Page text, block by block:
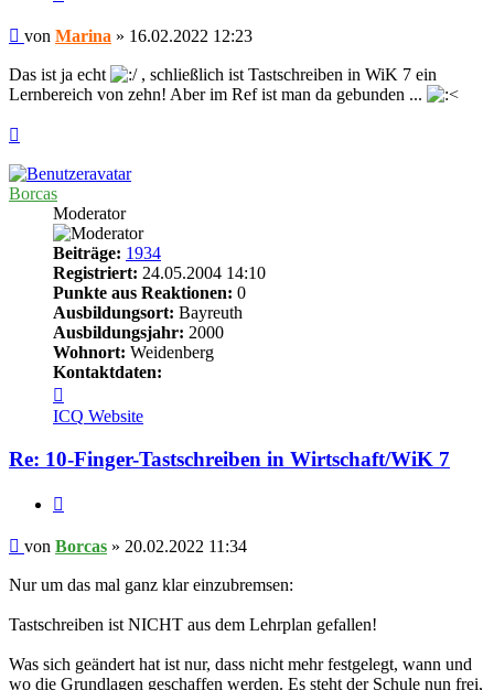
Beitrag
von Marina » 16.02.2022 12:23
Das ist ja echt
, schließlich ist Tastschreiben in WiK 7 ein
Lernbereich von zehn! Aber im Ref ist man da gebunden ...
Borcas
Moderator
Beiträge: 1934
Registriert: 24.05.2004 14:10
Punkte aus Reaktionen: 0
Ausbildungsort: Bayreuth
Ausbildungsjahr: 2000
Wohnort: Weidenberg
Kontaktdaten:
von
Borcas
ICQ Website
Re: 10-Finger-Tastschreiben in Wirtschaft/WiK 7
Beitrag
von Borcas » 20.02.2022 11:34
Nur um das mal ganz klar einzubremsen:
Tastschreiben ist NICHT aus dem Lehrplan gefallen!
Was sich geändert hat ist nur, dass nicht mehr festgelegt, wann und
wo die Grundlagen geschaffen werden. Es steht der Schule nun frei,